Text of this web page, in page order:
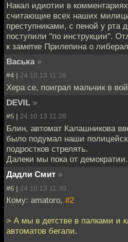
Накал идиотии в
считающие всех наших
преступниками, с пеной у рта
поступили "по инструкции".
к заметке Прилепина о
Васька »
#4 | 24.10.13 11:28
Хера се, поиграл мальчик в
DEVIL »
#5 | 24.10.13 11:28
Блин, автомат Калашникова
было подумал наши
подростков стрелять.
Далеки мы пока от демократии.
Дадли Смит »
#6 | 24.10.13 11:30
Кому: amatoro, #2
> А мы в детстве в палками и
автоматов бегали.